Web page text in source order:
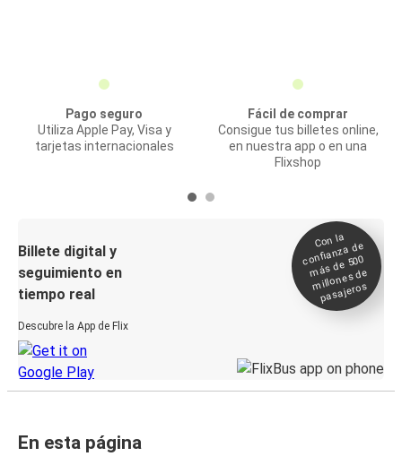
Pago seguro
Utiliza Apple Pay, Visa y
tarjetas internacionales
Fácil de comprar
Consigue tus billetes online,
en nuestra app o en una
Flixshop
Billete digital y
seguimiento en
tiempo real
Descubre la App de Flix
Con la
confianza de
más de 500
millones de
pasajeros
En esta página